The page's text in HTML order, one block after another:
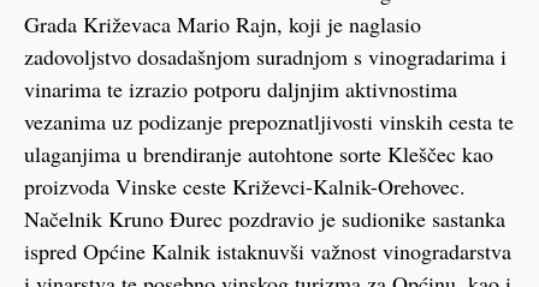
Grada Križevaca Mario Rajn, koji je naglasio
zadovoljstvo dosadašnjom suradnjom s vinogradarima i
vinarima te izrazio potporu daljnjim aktivnostima
vezanima uz podizanje prepoznatljivosti vinskih cesta te
ulaganjima u brendiranje autohtone sorte Kleščec kao
proizvoda Vinske ceste Križevci-Kalnik-Orehovec.
Načelnik Kruno Đurec pozdravio je sudionike sastanka
ispred Općine Kalnik istaknuvši važnost vinogradarstva